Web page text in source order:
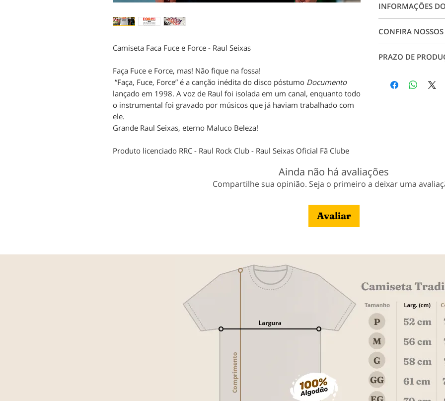
Camiseta Faca Fuce e Force - Raul Seixas
Faça Fuce e Force, mas! Não fique na fossa!
“Faça, Fuce, Force” é a canção inédita do disco póstumo Documento
lançado em 1998. A voz de Raul foi isolada em um canal, enquanto todo
o instrumental foi gravado por músicos que já haviam trabalhado com
ele.
Grande Raul Seixas, eterno Maluco Beleza!
Produto licenciado RRC - Raul Rock Club - Raul Seixas Oficial Fã Clube
INFORMAÇÕES
impressão digital
rachaduras,
durabilidade.
CONFIRA
Tabela de Medidas
PRAZO DE
pagamento;
Ainda não há avaliações
Compartilhe sua opinião. Seja o primeiro a deixar uma
Avaliar